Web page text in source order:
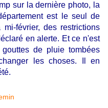
sur la dernière photo, la
est le seul de
février, des restrictions
en alerte. Et ce n'est
de pluie tombées
les choses. Il en